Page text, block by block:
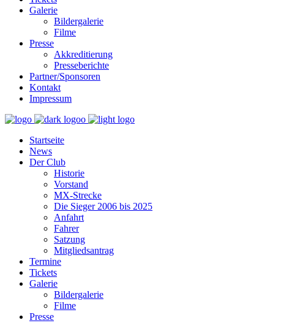
Galerie
Bildergalerie
Filme
Presse
Akkreditierung
Presseberichte
Partner/Sponsoren
Kontakt
Impressum
Startseite
News
Der Club
Historie
Vorstand
MX-Strecke
Die Sieger 2006 bis 2025
Anfahrt
Fahrer
Satzung
Mitgliedsantrag
Termine
Tickets
Galerie
Bildergalerie
Filme
Presse